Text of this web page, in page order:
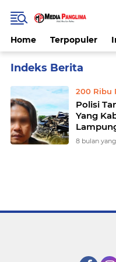
Home Terpopuler
200 Ribu
Polisi
Yang
Ekstasi
8 bulan